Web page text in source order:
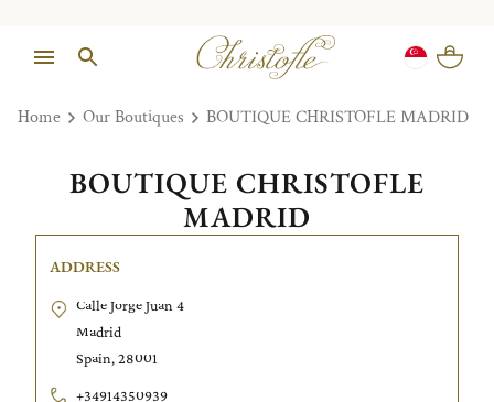
Home Our Boutiques BOUTIQUE CHRISTOFLE MADRID
BOUTIQUE CHRISTOFLE
MADRID